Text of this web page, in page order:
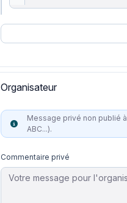
Organisateur
Message privé non publié
ABC...).
Commentaire privé